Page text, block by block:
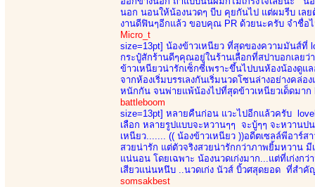
นอก นอนให้น้องนวดๆ บีบ คุยกันไป แต่ผมรีบ เล
งานดีฟินๆอีกแล้ว ขอบคุณ PR ด้วยนะครับ จำชื่อ
Micro_t
size=13pt] น้องข้าวเหนียว ที่สุดของความมันส์ที่
กระปู๋สักร้านดีๆคุณอยู่ในร้านเลือกที่สปาบอกเลยว่
ข้าวเหนียวน่ารักเซ็กซี่เพราะขึ้นไปบนห้องน้องดู
จากห้องเริ่มบรรเลงกันเริ่มนวดโซนล่างอย่างคล่
หนักกัน จนพ่ายแพ้น้องไปที่สุดข้าวเหนียวเด็ดมาก
battleboom
size=13pt] หลายคืนก่อน แวะไปอีกแล้วครับ
เลือก หลายรูปแบบจะหวานๆๆ จะบู้ๆๆ จะหวาน
เหนียว....... (( น้องข้าวเหนียว ))อดีตเซลล์พีอาร์ส
สวยน่ารัก แต่ตัวจริงสวยน่ารักกว่าภาพยิ้มหวาน มี
แน่นอน โดยเฉพาะ น้องนวดเก่งมาก...แต่ที่เก่งก
เสียวแน่นหนึบ ..นวดเก่ง นัวส์ บิ้วศสุดยอด ที่สำคั
somsakbest